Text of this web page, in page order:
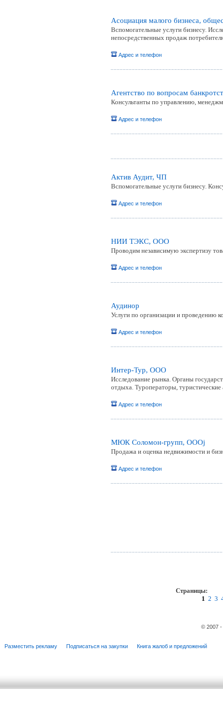
Асоциация малого бизнеса,
Вспомогательные услуги бизнесу.
непосредственных продаж
Адрес и телефон
Агентство по вопросам
Консультанты по управлению,
Адрес и телефон
Актив Аудит, ЧП
Вспомогательные услуги бизнесу.
Адрес и телефон
НИИ ТЭКС, ООО
Проводим независимую экспертизу
Адрес и телефон
Аудинор
Услуги по организации и проведению
Адрес и телефон
Интер-Тур, ООО
Исследование рынка. Органы
отдыха. Туроператоры,
Адрес и телефон
МЮК Соломон-групп, ОООj
Продажа и оценка недвижимости и
Адрес и телефон
Страницы:
1 2 3
© 2007
Разместить рекламу Подписаться на закупки Книга жалоб и предложений